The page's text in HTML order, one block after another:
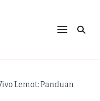
Zine Library |
& Inspirasi
kebiasaan positif, serta
Lemot: Panduan